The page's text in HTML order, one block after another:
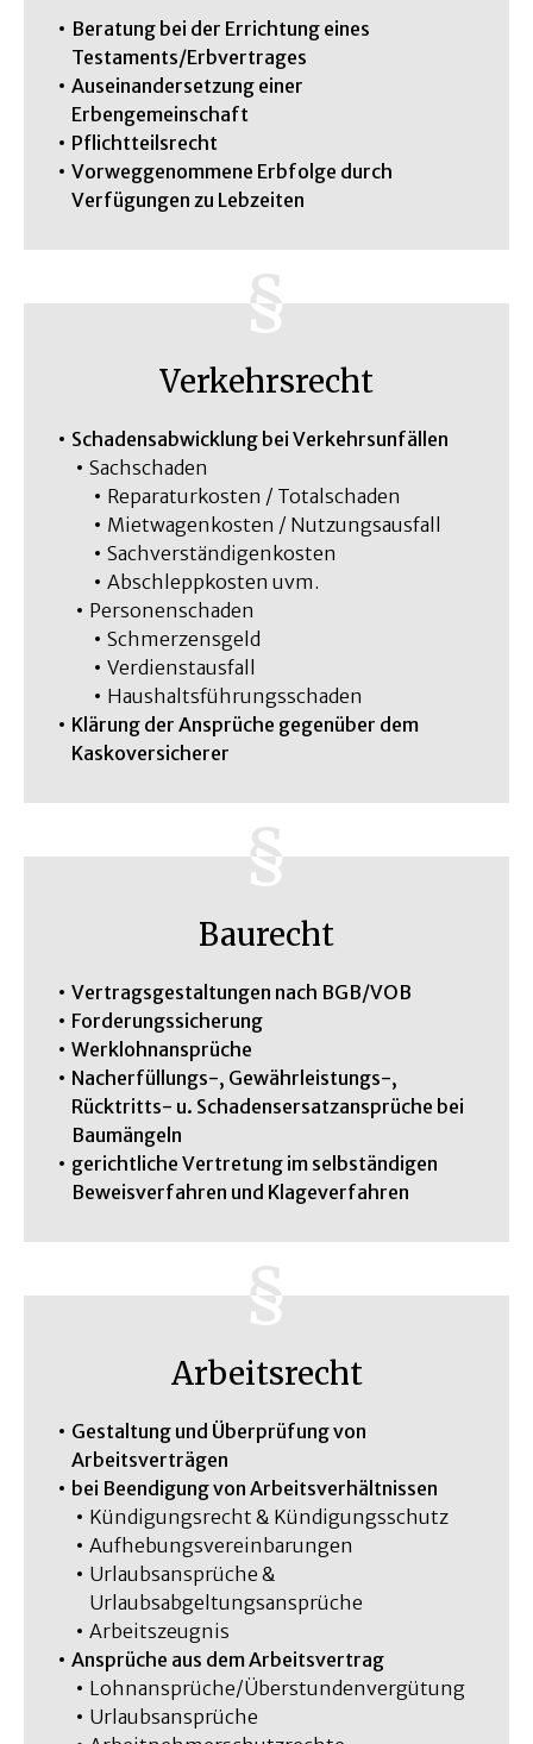
Beratung bei der Errichtung eines
Testaments/Erbvertrages
Auseinandersetzung einer
Erbengemeinschaft
Pflichtteilsrecht
Vorweggenommene Erbfolge durch
Verfügungen zu Lebzeiten
Verkehrsrecht
Schadensabwicklung bei Verkehrsunfällen
Sachschaden
Reparaturkosten / Totalschaden
Mietwagenkosten / Nutzungsausfall
Sachverständigenkosten
Abschleppkosten uvm.
Personenschaden
Schmerzensgeld
Verdienstausfall
Haushaltsführungsschaden
Klärung der Ansprüche gegenüber dem
Kaskoversicherer
Baurecht
Vertragsgestaltungen nach BGB/VOB
Forderungssicherung
Werklohnansprüche
Nacherfüllungs-, Gewährleistungs-,
Rücktritts- u. Schadensersatzansprüche bei
Baumängeln
gerichtliche Vertretung im selbständigen
Beweisverfahren und Klageverfahren
Arbeitsrecht
Gestaltung und Überprüfung von
Arbeitsverträgen
bei Beendigung von Arbeitsverhältnissen
Kündigungsrecht & Kündigungsschutz
Aufhebungsvereinbarungen
Urlaubsansprüche &
Urlaubsabgeltungsansprüche
Arbeitszeugnis
Ansprüche aus dem Arbeitsvertrag
Lohnansprüche/Überstundenvergütung
Urlaubsansprüche